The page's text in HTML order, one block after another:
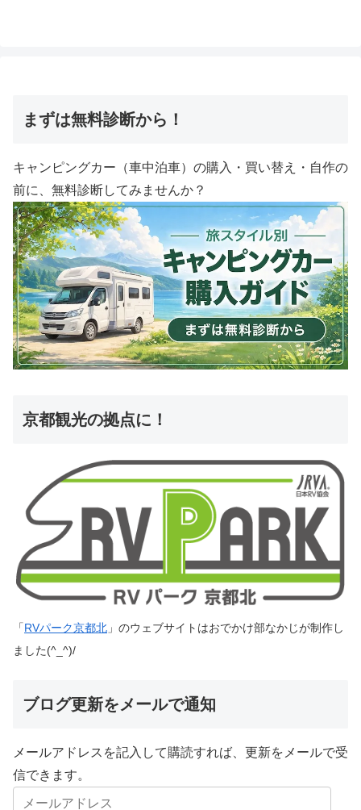
まずは無料診断から！
キャンピングカー（車中泊車）の購入・買い替え・自作の
前に、無料診断してみませんか？
京都観光の拠点に！
「RVパーク京都北 」のウェブサイトはおでかけ部なかじが制作し
ました(^_^)/
ブログ更新をメールで通知
メールアドレスを記入して購読すれば、更新をメールで受
信できます。